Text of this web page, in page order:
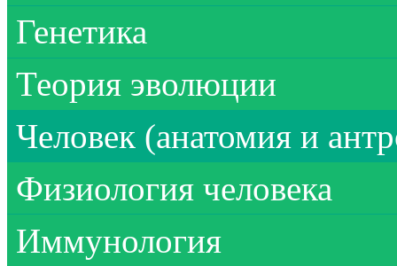
Генетика
Теория эволюции
Человек (анатомия и
Физиология человека
Иммунология